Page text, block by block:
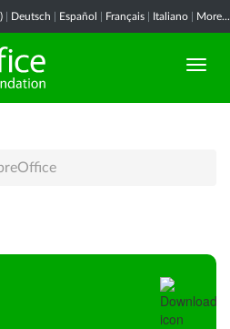
Deutsch Español Français Italiano More...